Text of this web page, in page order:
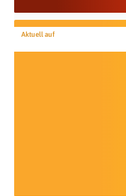
Aktuell auf